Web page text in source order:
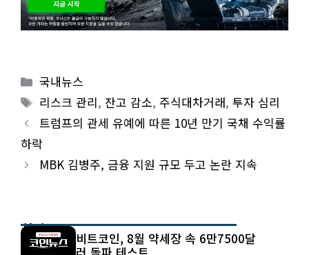
Categories
국내뉴스
Tags
리스크 관리, 잔고 감소,주식대차거래,투자 심리
트럼프의 관세 유예에 따른 10년 만기 국채 수익률
하락
MBK 김병주, 금융 지원 규모 두고 논란 지속
최신 글
비트코인, 8월 약세장 속 6만7500달